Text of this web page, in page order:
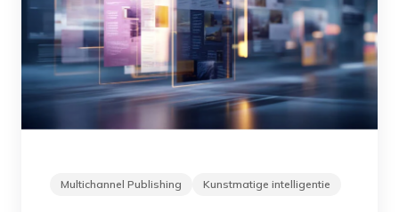
Multichannel Publishing Kunstmatige intelligentie